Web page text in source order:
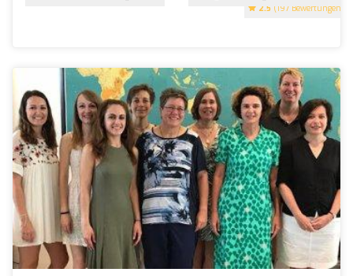
2.5 (197 Bewertungen)